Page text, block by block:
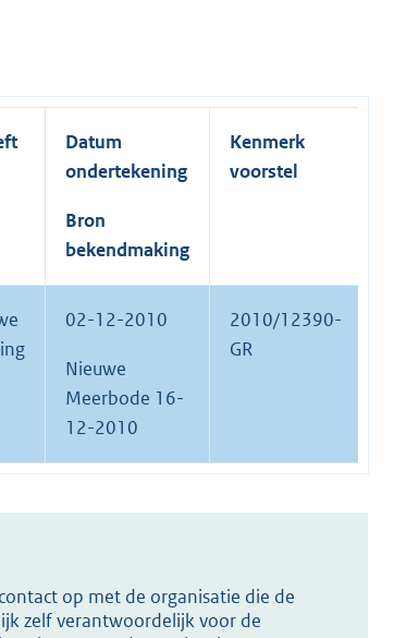
Datum
ondertekening
Bron
bekendmaking
Kenmerk
voorstel
02-12-2010
Nieuwe
Meerbode 16-
12-2010
2010/12390-
GR
op met de organisatie die de
zelf verantwoordelijk voor de